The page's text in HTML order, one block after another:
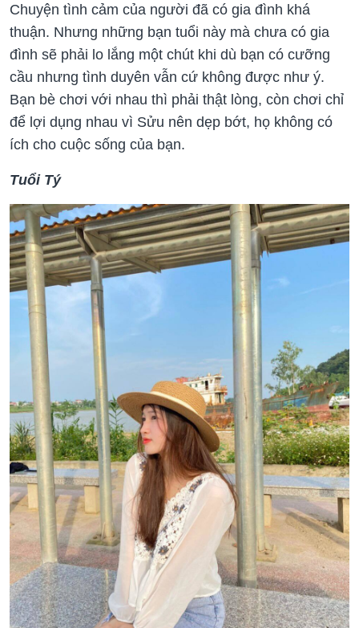
Chuyện tình cảm của người đã có gia đình khá
thuận. Nhưng những bạn tuổi này mà chưa có gia
đình sẽ phải lo lắng một chút khi dù bạn có cưỡng
cầu nhưng tình duyên vẫn cứ không được như ý.
Bạn bè chơi với nhau thì phải thật lòng, còn chơi chỉ
để lợi dụng nhau vì Sửu nên dẹp bớt, họ không có
ích cho cuộc sống của bạn.
Tuổi Tý